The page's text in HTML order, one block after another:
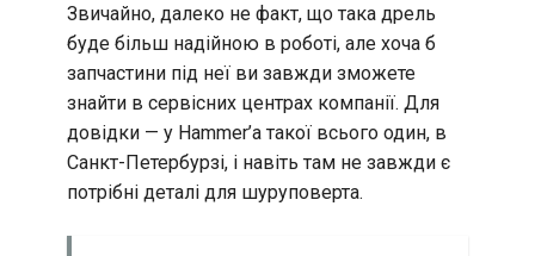
Звичайно, далеко не факт, що така дрель
буде більш надійною в роботі, але хоча б
запчастини під неї ви завжди зможете
знайти в сервісних центрах компанії. Для
довідки — у Hammer’a такої всього один, в
Санкт-Петербурзі, і навіть там не завжди є
потрібні деталі для шуруповерта.